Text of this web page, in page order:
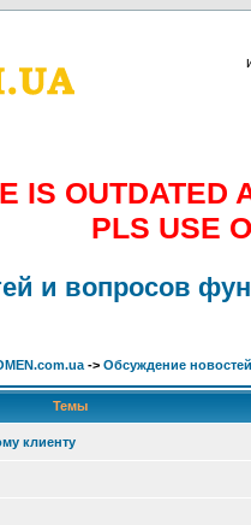
IS OUTDATED
PLS USE
и вопросов
-> Обсуждение
Темы
клиенту